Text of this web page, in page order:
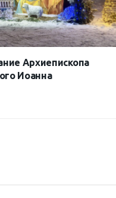
Архиепископа
Иоанна